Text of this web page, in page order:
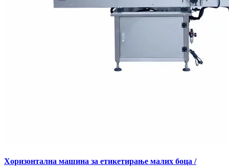
Хоризонтална машина за етикетирање малих боца /